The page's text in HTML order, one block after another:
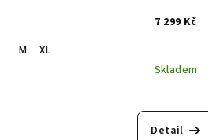
7 299 Kč
M
XL
Skladem
Detail